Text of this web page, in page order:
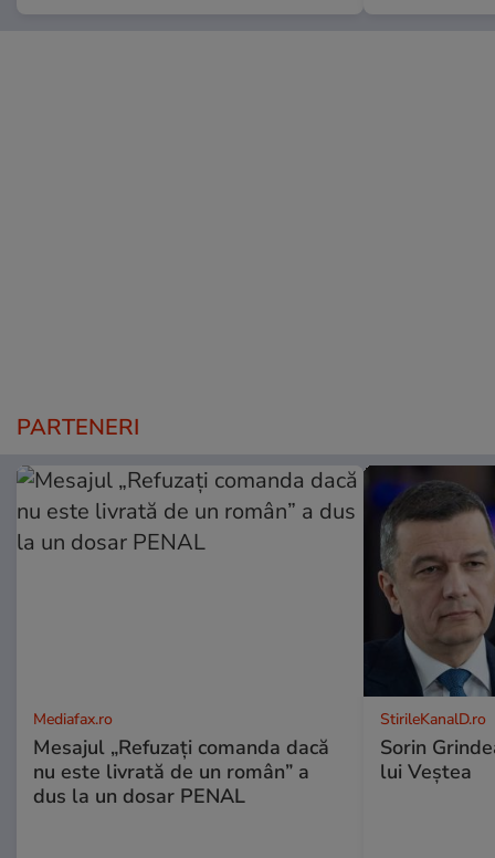
PARTENERI
Mediafax.ro
Mesajul „Refuzați comanda dacă
nu este livrată de un român” a
dus la un dosar PENAL
StirileKanalD.ro
Sorin
lui Veștea